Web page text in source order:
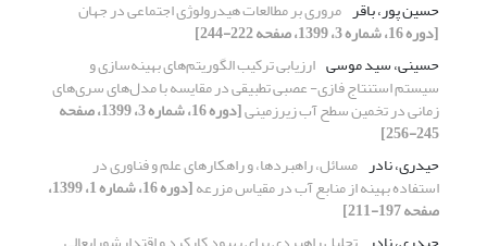
حسین پور، باقر مروری بر مطالعات هیدرولوژی اجتماعی در جهان
[دوره 16، شماره 3، 1399، صفحه 222-244]
حسینی، سید موسی ارزیابی ترکیب الگوریتم‌های بهینه‌سازی و
سیستم استنتاج فازی- عصبی تطبیقی در مقایسه با مدل‌های سری‌های
زمانی در تخمین سطح آب زیرزمینی [دوره 16، شماره 3، 1399، صفحه
245-256]
حیدری، نادر مسائل، راهبردها، و راهکارهای علم و فناوری در
استفاده بهینه از منابع آب در مقیاس مزرعه [دوره 16، شماره 1، 1399،
صفحه 197-211]